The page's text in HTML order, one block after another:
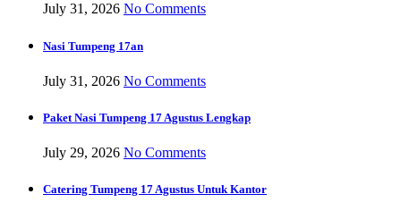
July 31, 2026 No Comments
Nasi Tumpeng 17an
July 31, 2026 No Comments
Paket Nasi Tumpeng 17 Agustus Lengkap
July 29, 2026 No Comments
Catering Tumpeng 17 Agustus Untuk Kantor